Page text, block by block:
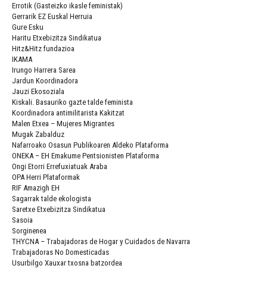
Errotik (Gasteizko ikasle feministak)
Gerrarik EZ Euskal Herruia
Gure Esku
Haritu Etxebizitza Sindikatua
Hitz&Hitz fundazioa
IKAMA
Irungo Harrera Sarea
Jardun Koordinadora
Jauzi Ekosoziala
Kiskali. Basauriko gazte talde feminista
Koordinadora antimilitarista Kakitzat
Malen Etxea – Mujeres Migrantes
Mugak Zabalduz
Nafarroako Osasun Publikoaren Aldeko Plataforma
ONEKA – EH Emakume Pentsionisten Plataforma
Ongi Etorri Errefuxiatuak Araba
OPA Herri Plataformak
RIF Amazigh EH
Sagarrak talde ekologista
Saretxe Etxebizitza Sindikatua
Sasoia
Sorginenea
THYCNA – Trabajadoras de Hogar y Cuidados de Navarra
Trabajadoras No Domesticadas
Usurbilgo Xauxar txosna batzordea